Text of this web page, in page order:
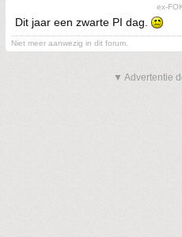
ex-
Dit jaar een zwarte PI dag.
Niet meer aanwezig in dit forum.
▼ Advertentie